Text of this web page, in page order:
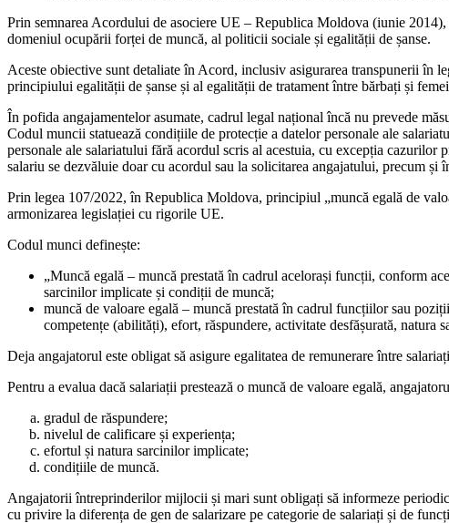
Prin semnarea Acordului de asociere UE – Republica Moldo­va (iunie
domeniul ocupării forței de mun­că, al politicii sociale și egalității de șanse.
Aceste obiective sunt detali­ate în Acord, inclusiv asigurarea transpunerii
principiului egalității de șanse și al egalității de tratament între bărbați și
În pofida angajamentelor asu­mate, cadrul legal național încă nu prevede
Codul muncii statuează condițiile de protecție a datelor personale ale
personale ale salariatului fără acordul scris al acestuia, cu excepția
sala­riu se dezvăluie doar cu acordul sau la solicitarea angajatului, precum și
Prin legea 107/2022, în Repu­blica Moldova, principiul „muncă egală de
armonizarea legislației cu rigorile UE.
Codul munci definește:
„Muncă egală – muncă prestată în cadrul acelorași funcții, conform
sarcinilor implicate și condiții de muncă;
muncă de valoare egală – mun­că prestată în cadrul funcțiilor sau
competențe (abilități), efort, răs­pundere, activitate desfășurată, na­tura
Deja angajatorul este obligat să asigure egalitatea de remunerare între
Pentru a evalua dacă salariații prestează o muncă de valoare ega­lă,
gradul de răspundere;
nivelul de calificare și experiența;
efortul și natura sarcinilor im­plicate;
condițiile de muncă.
Angajatorii întreprinderilor mijlocii și mari sunt obligați să in­formeze
cu privire la diferența de gen de salarizare pe categorie de salariați și de